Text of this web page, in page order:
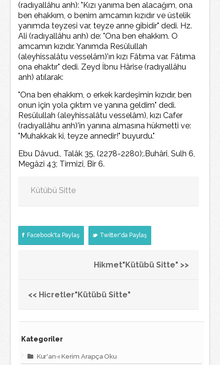
(radıyallâhu anh): "Kızı yanıma ben alacağım, ona
ben ehakkım, o benim amcamın kızıdır ve üstelik
yanımda teyzesi var, teyze anne gibidir" dedi. Hz.
Ali (radıyallâhu anh) de: "Ona ben ehakkım. O
amcamın kızıdır. Yanımda Resûlullah
(aleyhissalâtu vesselâm)'ın kızı Fâtıma var. Fâtıma
ona ehaktır" dedi. Zeyd İbnu Hârise (radıyallâhu
anh) atılarak:
"Ona ben ehakkım, o erkek kardeşimin kızıdır, ben
onun için yola çıktım ve yanına geldim" dedi.
Resûlullah (aleyhissalâtu vesselâm), kızı Cafer
(radıyallâhu anh)'in yanına almasına hükmetti ve:
"Muhakkak ki, teyze annedir!" buyurdu."
Ebu Dâvud., Talâk 35, (2278-2280);.Buhârî, Sulh 6,
Megâzi 43; Tirmizî, Bir 6.
Kütübü Sitte
Facebook'ta Paylaş Twitter'da Paylaş
Hikmet"Kütübü Sitte" >>
<< Hicretler"Kütübü Sitte"
Kategoriler
Kur'an-ı Kerim Arapça Oku